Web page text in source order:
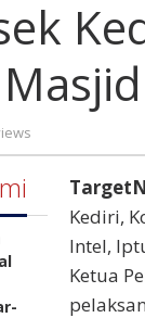
Dengan
Ketua
Masjid
Al
Huda
Kediri,
Intel,
Ketua